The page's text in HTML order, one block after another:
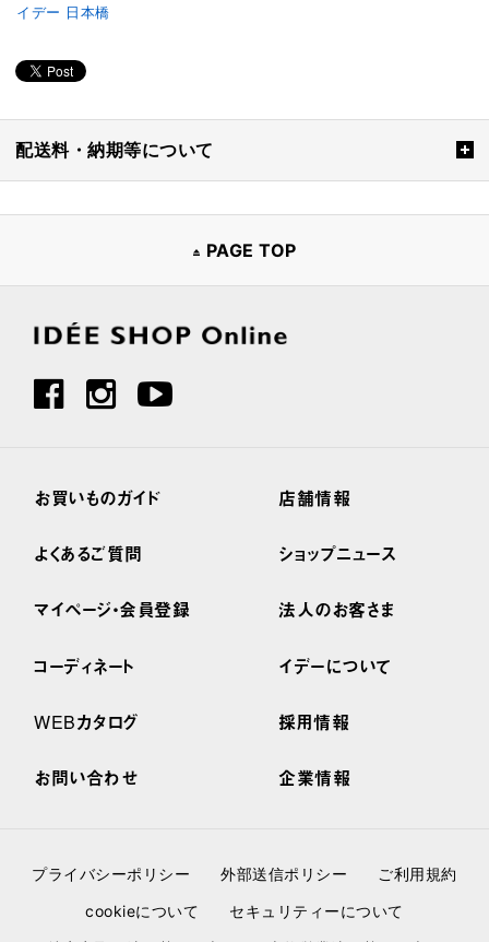
イデー 日本橋
配送料・納期等について
PAGE TOP
お買いものガイド
よくあるご質問
マイページ・会員登録
コーディネート
WEBカタログ
お問い合わせ
店舗情報
ショップニュース
法人のお客さま
イデーについて
採用情報
企業情報
プライバシーポリシー 外部送信ポリシー
ご利用規約
cookieについて
セキュリティーについて